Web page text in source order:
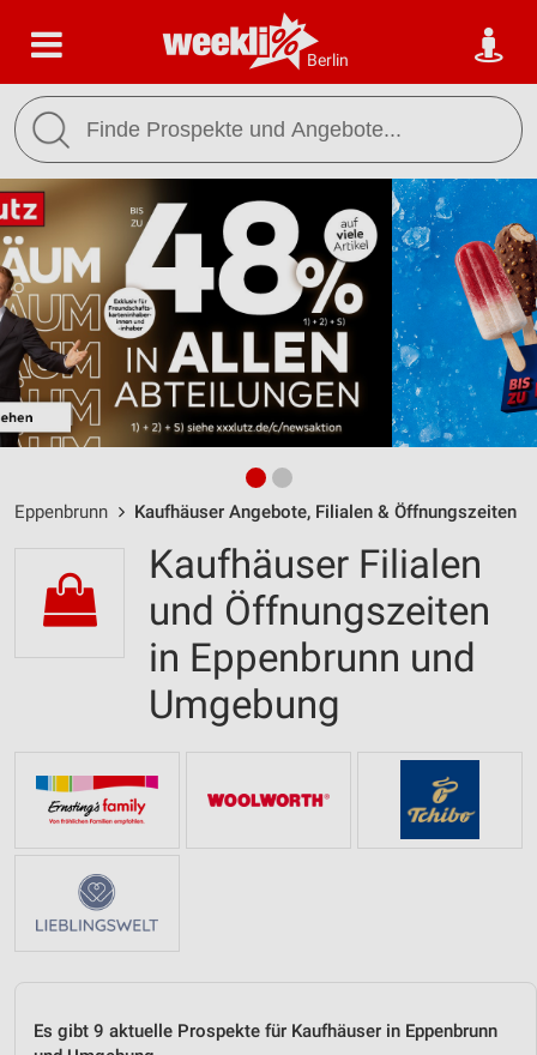
Berlin
Eppenbrunn Kaufhäuser Angebote, Filialen & Öffnungszeiten
Kaufhäuser Filialen
und Öffnungszeiten
in Eppenbrunn und
Umgebung
Es gibt 9 aktuelle Prospekte für Kaufhäuser in Eppenbrunn